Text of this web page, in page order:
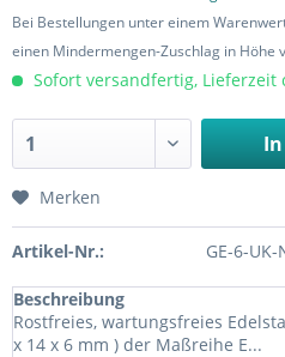
Bei Bestellungen unter einem
einen Mindermengen-Zuschlag in Höhe
Sofort versandfertig, Lieferzeit
Merken
Artikel-Nr.: GE-6-UK-
Beschreibung
Rostfreies, wartungsfreies
x 14 x 6 mm ) der Maßreihe E...